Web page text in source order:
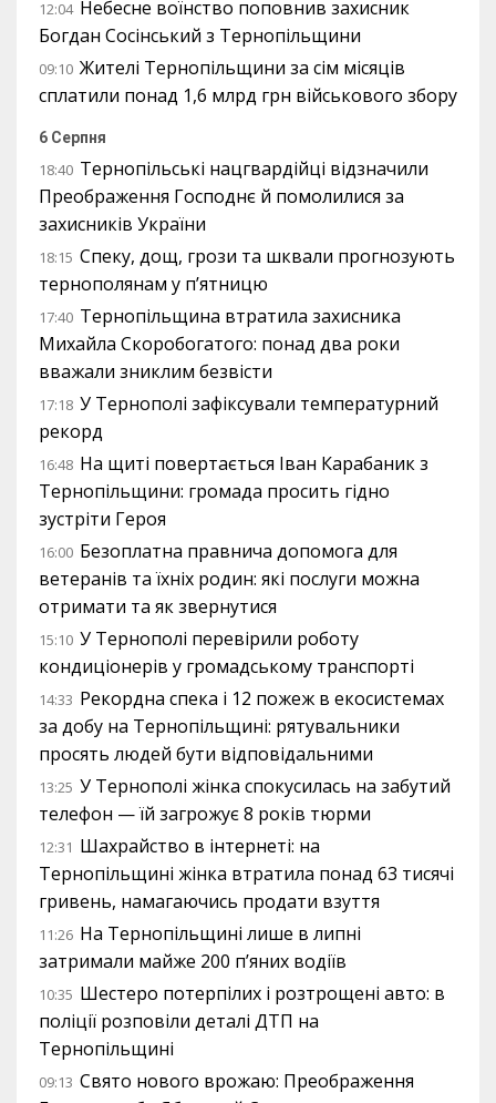
12:04 Небесне воїнство поповнив захисник
Богдан Сосінський з Тернопільщини
09:10 Жителі Тернопільщини за сім місяців
сплатили понад 1,6 млрд грн військового збору
6 Серпня
18:40 Тернопільські нацгвардійці відзначили
Преображення Господнє й помолилися за
захисників України
18:15 Спеку, дощ, грози та шквали прогнозують
тернополянам у п’ятницю
17:40 Тернопільщина втратила захисника
Михайла Скоробогатого: понад два роки
вважали зниклим безвісти
17:18 У Тернополі зафіксували температурний
рекорд
16:48 На щиті повертається Іван Карабаник з
Тернопільщини: громада просить гідно
зустріти Героя
16:00 Безоплатна правнича допомога для
ветеранів та їхніх родин: які послуги можна
отримати та як звернутися
15:10 У Тернополі перевірили роботу
кондиціонерів у громадському транспорті
14:33 Рекордна спека і 12 пожеж в екосистемах
за добу на Тернопільщині: рятувальники
просять людей бути відповідальними
13:25 У Тернополі жінка спокусилась на забутий
телефон — їй загрожує 8 років тюрми
12:31 Шахрайство в інтернеті: на
Тернопільщині жінка втратила понад 63 тисячі
гривень, намагаючись продати взуття
11:26 На Тернопільщині лише в липні
затримали майже 200 п’яних водіїв
10:35 Шестеро потерпілих і розтрощені авто: в
поліції розповіли деталі ДТП на
Тернопільщині
09:13 Свято нового врожаю: Преображення